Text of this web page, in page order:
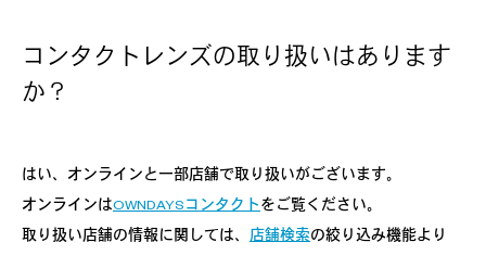
コンタクトレンズの取り扱いはあります
か？
はい、オンラインと一部店舗で取り扱いがございます。
オンラインはOWNDAYSコンタクト をご覧ください。
取り扱い店舗の情報に関しては、 店舗検索の絞り込み機能より